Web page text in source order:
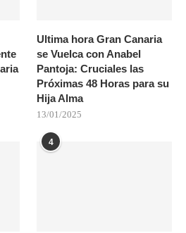
Ultima hora Gran Canaria
se Vuelca con Anabel
Pantoja: Cruciales las
Próximas 48 Horas para su
Hija Alma
13/01/2025
4